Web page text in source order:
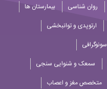
روان شناسی
بیمارستان ها
ارتوپدی و توانبخشی
سونوگرافی
سمعک و شنوایی سنجی
متخصص مغز و اعصاب